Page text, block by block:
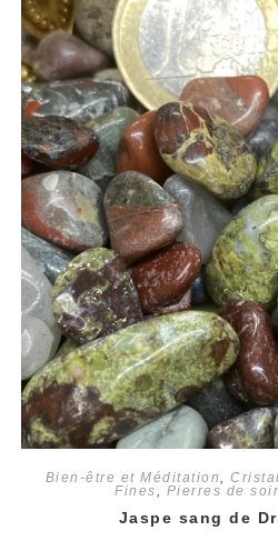
Bien-être et Méditation
Fines
Pierres de
Jaspe sang de